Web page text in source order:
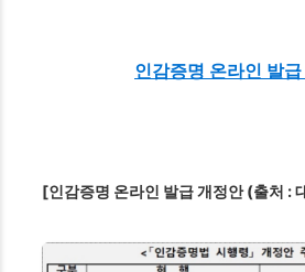
인감증명 온라인 발
[인감증명 온라인 발급 개정안 (출처 :